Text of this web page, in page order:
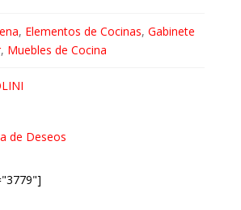
, Elementos de Cocinas, Gabinete
, Muebles de Cocina
de Deseos